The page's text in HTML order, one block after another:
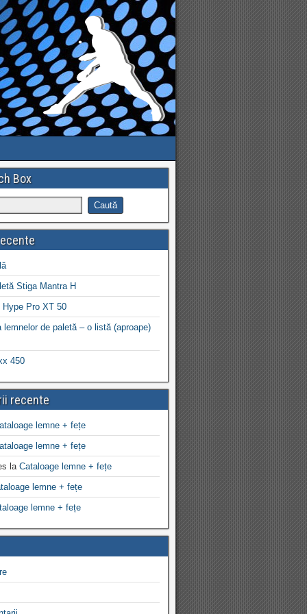
Box
Stiga Mantra H
Hype Pro XT 50
lemnelor de paletă – o listă (aproape)
450
recente
lemne + fețe
lemne + fețe
la Cataloage lemne + fețe
lemne + fețe
lemne + fețe